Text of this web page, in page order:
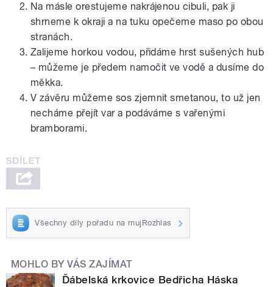
Na másle orestujeme nakrájenou cibuli, pak ji
shrneme k okraji a na tuku opečeme maso po obou
stranách.
Zalijeme horkou vodou, přidáme hrst sušených hub
– můžeme je předem namočit ve vodě a dusíme do
měkka.
V závěru můžeme sos zjemnit smetanou, to už jen
necháme přejít var a podáváme s vařenými
bramborami.
Všechny díly pořadu na mujRozhlas
MOHLO BY VÁS ZAJÍMAT
Ďábelská krkovice Bedřicha Háska